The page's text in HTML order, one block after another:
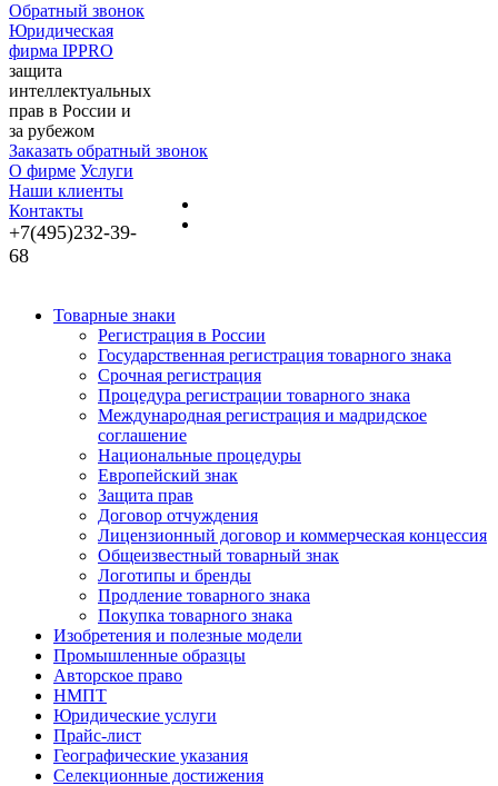
Обратный звонок
Юридическая
фирма IPPRO
защита
интеллектуальных
прав в России и
за рубежом
Заказать обратный звонок
О фирме Услуги
Наши клиенты
Контакты
+7(495)232-39-
68
Товарные знаки
Регистрация в России
Государственная регистрация товарного знака
Срочная регистрация
Процедура регистрации товарного знака
Международная регистрация и мадридское
соглашение
Национальные процедуры
Европейский знак
Защита прав
Договор отчуждения
Лицензионный договор и коммерческая концессия
Общеизвестный товарный знак
Логотипы и бренды
Продление товарного знака
Покупка товарного знака
Изобретения и полезные модели
Промышленные образцы
Авторское право
НМПТ
Юридические услуги
Прайс-лист
Географические указания
Селекционные достижения